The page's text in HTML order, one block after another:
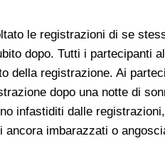
le registrazioni di se
dopo. Tutti i partecipanti
della registrazione. Ai
dopo una notte di
infastiditi dalle
ancora imbarazzati o